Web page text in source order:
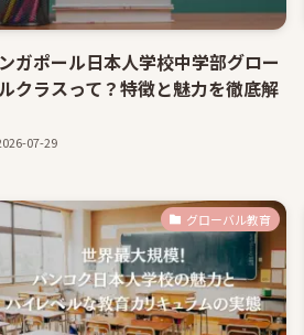
ガポール日本人学校中学部グロー
クラスって？特徴と魅力を徹底解
07-29
グローバル教育